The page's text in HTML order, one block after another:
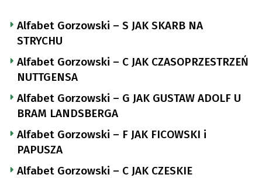
Alfabet Gorzowski – S JAK SKARB NA
STRYCHU
Alfabet Gorzowski – C JAK CZASOPRZESTRZEŃ
NUTTGENSA
Alfabet Gorzowski – G JAK GUSTAW ADOLF U
BRAM LANDSBERGA
Alfabet Gorzowski – F JAK FICOWSKI i
PAPUSZA
Alfabet Gorzowski – C JAK CZESKIE